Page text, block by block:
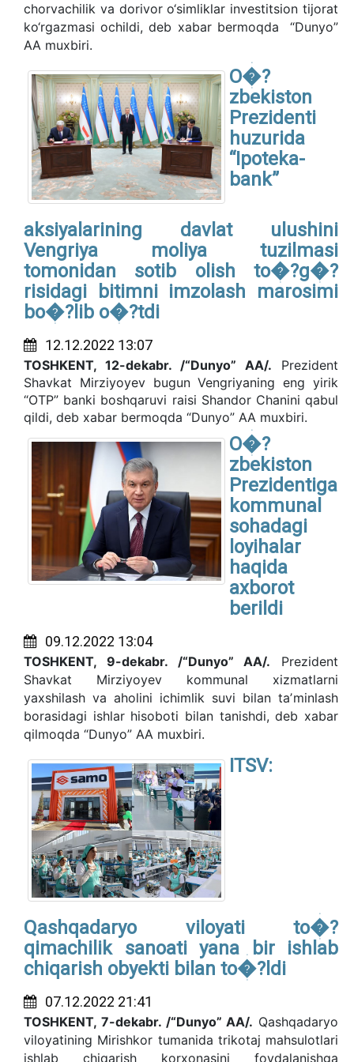
chorvachilik va dorivor o‘simliklar investitsion tijorat
ko‘rgazmasi ochildi, deb xabar bermoqda “Dunyo”
AA muxbiri.
O�?
zbekiston
Prezidenti
huzurida
“Ipoteka-
bank”
aksiyalarining davlat ulushini
Vengriya moliya tuzilmasi
tomonidan sotib olish to�?g�?
risidagi bitimni imzolash marosimi
bo�?lib o�?tdi
12.12.2022 13:07
TOSHKENT, 12-dekabr. /“Dunyo” AA/. Prezident
Shavkat Mirziyoyev bugun Vengriyaning eng yirik
“OTP” banki boshqaruvi raisi Shandor Chanini qabul
qildi, deb xabar bermoqda “Dunyo” AA muxbiri.
O�?
zbekiston
Prezidentiga
kommunal
sohadagi
loyihalar
haqida
axborot
berildi
09.12.2022 13:04
TOSHKENT, 9-dekabr. /“Dunyo” AA/. Prezident
Shavkat Mirziyoyev kommunal xizmatlarni
yaxshilash va aholini ichimlik suvi bilan taʼminlash
borasidagi ishlar hisoboti bilan tanishdi, deb xabar
qilmoqda “Dunyo” AA muxbiri.
ITSV:
Qashqadaryo viloyati to�?
qimachilik sanoati yana bir ishlab
chiqarish obyekti bilan to�?ldi
07.12.2022 21:41
TOSHKENT, 7-dekabr. /“Dunyo” AA/. Qashqadaryo
viloyatining Mirishkor tumanida trikotaj mahsulotlari
ishlab chiqarish korxonasini foydalanishga